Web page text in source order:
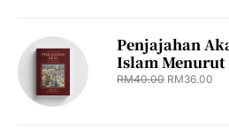
Penjajahan
Islam
RM40.00 RM36.00